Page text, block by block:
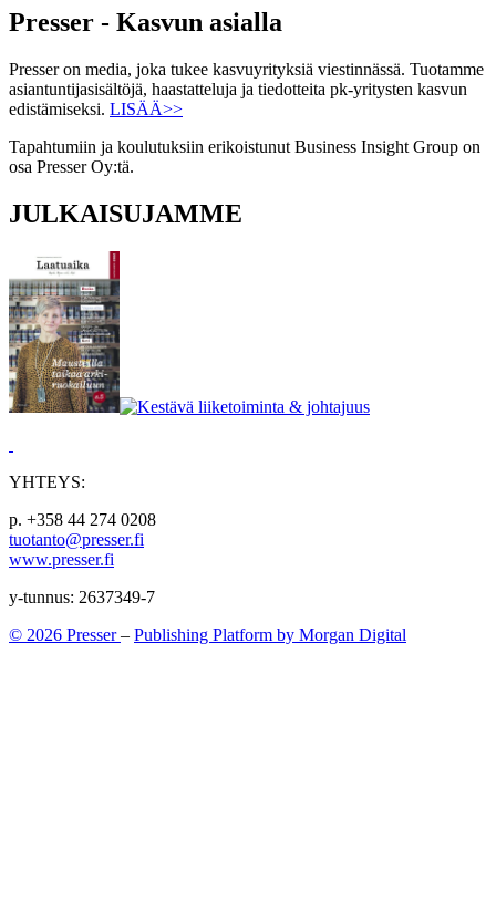
Presser - Kasvun asialla
Presser on media, joka tukee kasvuyrityksiä viestinnässä. Tuotamme
asiantuntijasisältöjä, haastatteluja ja tiedotteita pk-yritysten kasvun
edistämiseksi. LISÄÄ>>
Tapahtumiin ja koulutuksiin erikoistunut Business Insight Group on
osa Presser Oy:tä.
JULKAISUJAMME
YHTEYS:
p. +358 44 274 0208
tuotanto@presser.fi
www.presser.fi
y-tunnus: 2637349-7
© 2026 Presser– Publishing Platform by Morgan Digital